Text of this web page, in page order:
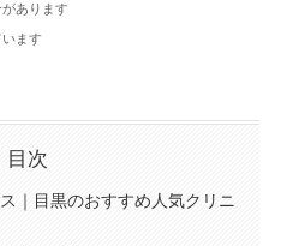
あります
ます
目次
｜目黒のおすすめ人気クリニ